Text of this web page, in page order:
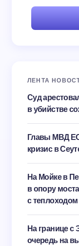
ЛЕНТА
Суд
в убийстве
Главы МВД
кризис в
На Мойке в
в опору
с теплоходом
На границе с
очередь на